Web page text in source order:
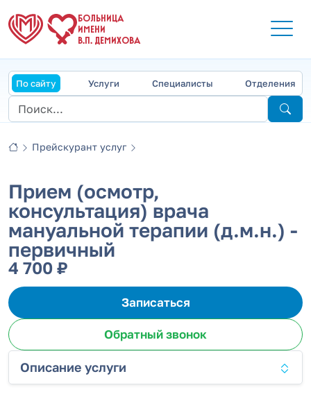
БОЛЬНИЦА
ИМЕНИ
В.П. ДЕМИХОВА
По сайту Услуги Специалисты Отделения
Прейскурант услуг
Прием (осмотр,
консультация) врача
мануальной терапии (д.м.н.) -
первичный
4 700 ₽
Записаться
Обратный звонок
Описание услуги